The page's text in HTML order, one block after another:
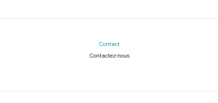
Contact
Contactez-nous
Légal